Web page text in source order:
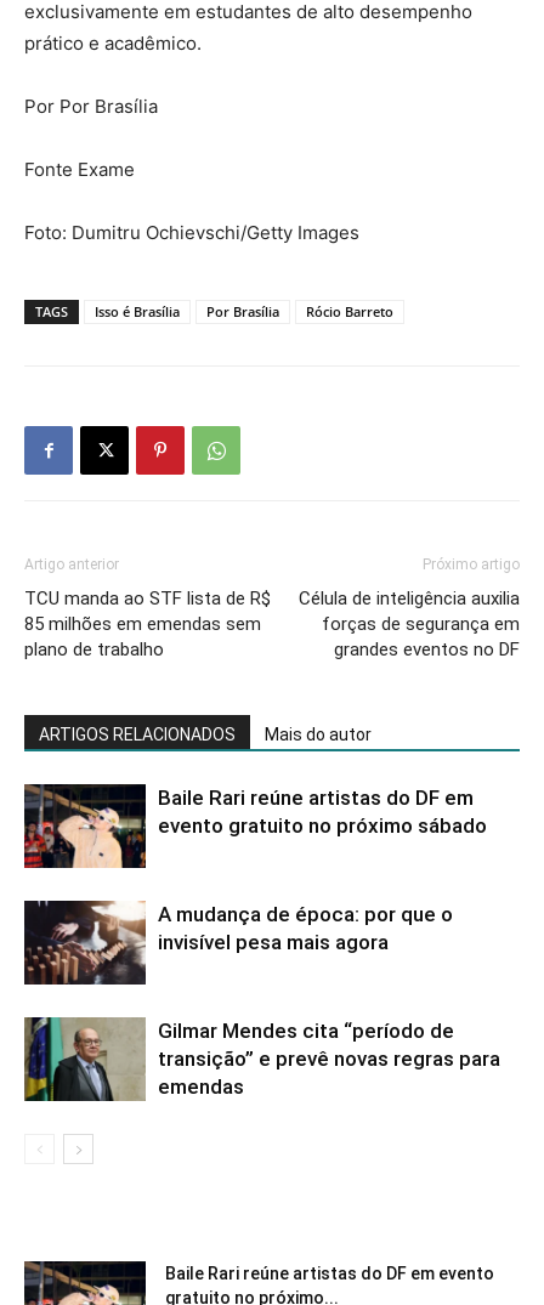
exclusivamente em estudantes de alto desempenho
prático e acadêmico.
Por Por Brasília
Fonte Exame
Foto: Dumitru Ochievschi/Getty Images
TAGS Isso é Brasília Por Brasília Rócio Barreto
Artigo anterior
TCU manda ao STF lista de R$
85 milhões em emendas sem
plano de trabalho
Próximo artigo
Célula de inteligência auxilia
forças de segurança em
grandes eventos no DF
ARTIGOS RELACIONADOS Mais do autor
Baile Rari reúne artistas do DF em
evento gratuito no próximo sábado
A mudança de época: por que o
invisível pesa mais agora
Gilmar Mendes cita “período de
transição” e prevê novas regras para
emendas
Baile Rari reúne artistas do DF em evento
gratuito no próximo...